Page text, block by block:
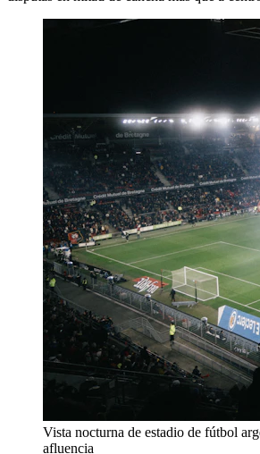
Vista nocturna de estadio de fútbol
afluencia